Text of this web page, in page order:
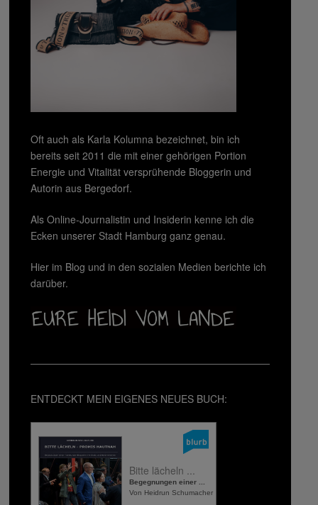
Oft auch als Karla Kolumna bezeichnet, bin ich
bereits seit 2011 die mit einer gehörigen Portion
Energie und Vitalität versprühende Bloggerin und
Autorin aus Bergedorf.
Als Online-Journalistin und Insiderin kenne ich die
Ecken unserer Stadt Hamburg ganz genau.
Hier im Blog und in den sozialen Medien berichte ich
darüber.
ENTDECKT MEIN EIGENES NEUES BUCH:
Bitte lächeln ...
Begegnungen einer ...
Von Heidrun Schumacher